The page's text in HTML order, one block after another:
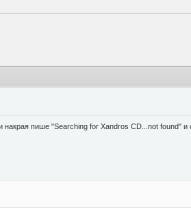
пише "Searching for Xandros CD...not found" и